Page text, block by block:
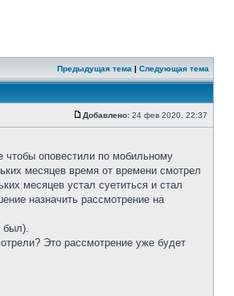
Предыдущая тема | Следующая тема
Добавлено: 24 фев 2020, 22:37
чтобы оповестили по мобильному
месяцев время от времени смотрел
месяцев устал суетиться и стал
назначить рассмотрение на
был).
Это рассмотрение уже будет